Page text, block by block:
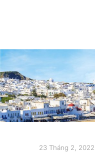
23 Tháng 2, 2022